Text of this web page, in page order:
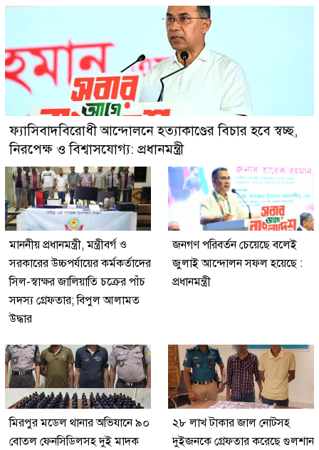
ফ্যাসিবাদবিরোধী আন্দোলনে হত্যাকাণ্ডের বিচার হবে স্বচ্ছ,
নিরপেক্ষ ও বিশ্বাসযোগ্য: প্রধানমন্ত্রী
মাননীয় প্রধানমন্ত্রী, মন্ত্রীবর্গ ও
সরকারের উচ্চপর্যায়ের কর্মকর্তাদের
সিল-স্বাক্ষর জালিয়াতি চক্রের পাঁচ
সদস্য গ্রেফতার; বিপুল আলামত
উদ্ধার
জনগণ পরিবর্তন চেয়েছে বলেই
জুলাই আন্দোলন সফল হয়েছে :
প্রধানমন্ত্রী
মিরপুর মডেল থানার অভিযানে ৯০
বোতল ফেনসিডিলসহ দুই মাদক
২৮ লাখ টাকার জাল নোটসহ
দুইজনকে গ্রেফতার করেছে গুলশান